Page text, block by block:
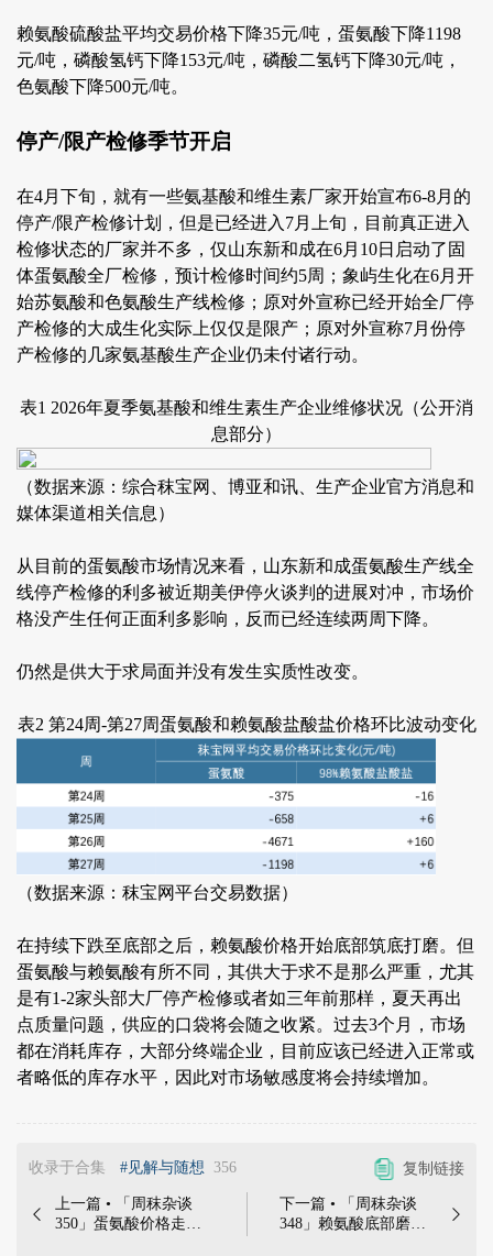
赖氨酸硫酸盐平均交易价格下降35元/吨，蛋氨酸下降1198
元/吨，磷酸氢钙下降153元/吨，磷酸二氢钙下降30元/吨，
色氨酸下降500元/吨。
停产/限产检修季节开启
在4月下旬，就有一些氨基酸和维生素厂家开始宣布6-8月的
停产/限产检修计划，但是已经进入7月上旬，目前真正进入
检修状态的厂家并不多，仅山东新和成在6月10日启动了固
体蛋氨酸全厂检修，预计检修时间约5周；象屿生化在6月开
始苏氨酸和色氨酸生产线检修；原对外宣称已经开始全厂停
产检修的大成生化实际上仅仅是限产；原对外宣称7月份停
产检修的几家氨基酸生产企业仍未付诸行动。
表1 2026年夏季氨基酸和维生素生产企业维修状况（公开消
息部分）
（数据来源：综合秣宝网、博亚和讯、生产企业官方消息和
媒体渠道相关信息）
从目前的蛋氨酸市场情况来看，山东新和成蛋氨酸生产线全
线停产检修的利多被近期美伊停火谈判的进展对冲，市场价
格没产生任何正面利多影响，反而已经连续两周下降。
仍然是供大于求局面并没有发生实质性改变。
表2 第24周-第27周蛋氨酸和赖氨酸盐酸盐价格环比波动变化
（数据来源：秣宝网平台交易数据）
在持续下跌至底部之后，赖氨酸价格开始底部筑底打磨。但
蛋氨酸与赖氨酸有所不同，其供大于求不是那么严重，尤其
是有1-2家头部大厂停产检修或者如三年前那样，夏天再出
点质量问题，供应的口袋将会随之收紧。过去3个月，市场
都在消耗库存，大部分终端企业，目前应该已经进入正常或
者略低的库存水平，因此对市场敏感度将会持续增加。
收录于合集 #见解与随想 356 复制链接

上一篇 • 「周秣杂谈
350」蛋氨酸价格走
下一篇 • 「周秣杂谈
348」赖氨酸底部磨练
